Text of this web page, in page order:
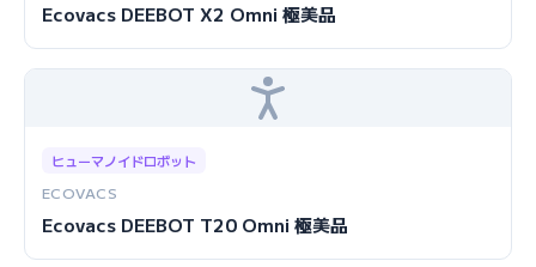
Ecovacs DEEBOT X2 Omni 極美品
ヒューマノイドロボット
ECOVACS
Ecovacs DEEBOT T20 Omni 極美品